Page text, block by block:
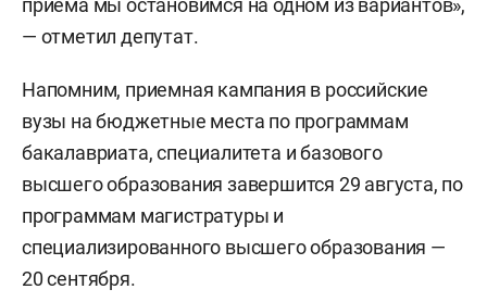
— отметил депутат.
Напомним, приемная кампания в российские
вузы на бюджетные места по программам
бакалавриата, специалитета и базового
высшего образования завершится 29 августа, по
программам магистратуры и
специализированного высшего образования —
20 сентября.